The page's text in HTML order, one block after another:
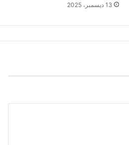
13 ديسمبر، 2025